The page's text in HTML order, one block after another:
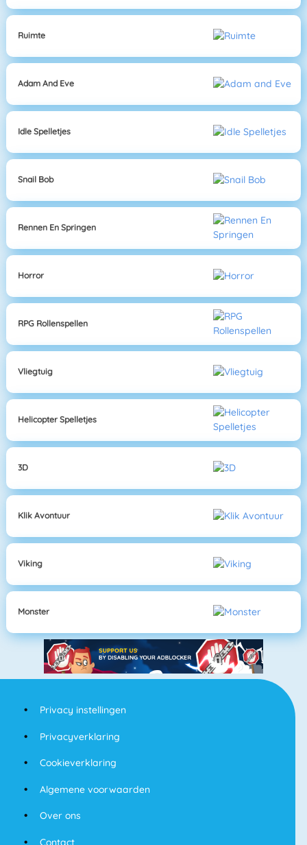
Ruimte
Adam And Eve
Idle Spelletjes
Snail Bob
Rennen En Springen
Horror
RPG Rollenspellen
Vliegtuig
Helicopter Spelletjes
3D
Klik Avontuur
Viking
Monster
Privacy instellingen
Privacyverklaring
Cookieverklaring
Algemene voorwaarden
Over ons
Contact